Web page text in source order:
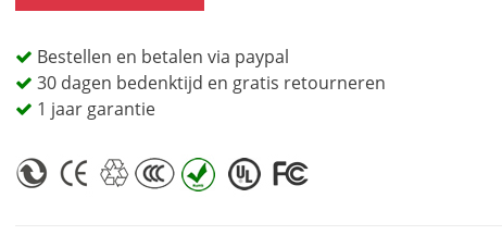
Bestellen en betalen via paypal
30 dagen bedenktijd en gratis retourneren
1 jaar garantie